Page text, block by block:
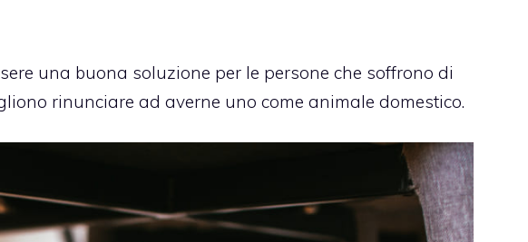
una buona soluzione per le persone che soffrono di
rinunciare ad averne uno come animale domestico.